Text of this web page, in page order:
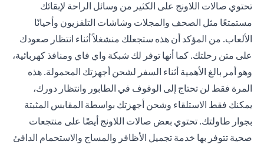
تحتوي صالات اللاونج على الكثير من وسائل الراحة لإبقائك
مستمتعًا مثل الصحف والمجلات وشاشات التلفزيون وأحيانًا
الألعاب. من المؤكد أن هذه ستجعلك منشغلاً أثناء انتظار صعودك
على متن رحلتك. كما أنها توفر لك شبكة واي فاي ومنافذ كهربائية،
وهو أمر بالغ الأهمية أثناء السفر لشحن أجهزتك المحمولة. هذه
المرة فقط لن تحتاج إلى الوقوف في الطابور وانتظار دورك،
يمكنك فقط الاستلقاء وشحن أجهزتك بواسطة المقابس المثبتة
بجوار طاولتك. تحتوي بعض صالات اللاونج أيضًا على منتجعات
صحية تتوفر بها خدمة تجميل الأظافر والمساج والاستحمام الدافئ